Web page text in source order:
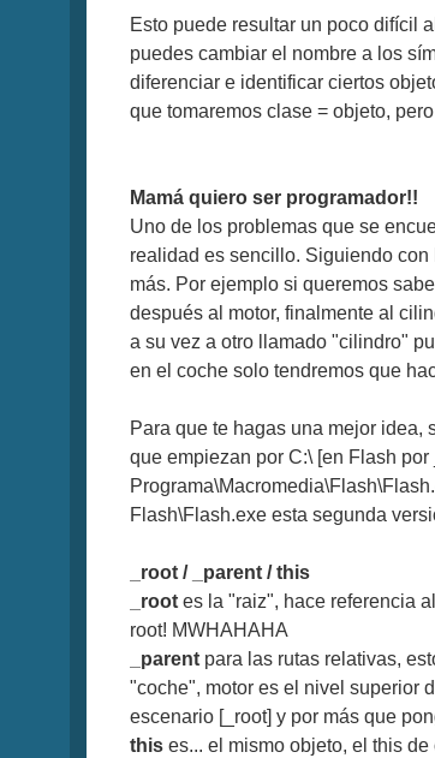
Esto puede resultar un poco difícil
puedes cambiar el nombre a los
diferenciar e identificar ciertos
que tomaremos clase = objeto,
Mamá quiero ser programador!!
Uno de los problemas que se
realidad es sencillo. Siguiendo con
más. Por ejemplo si queremos
después al motor, finalmente al
a su vez a otro llamado "cilindro"
en el coche solo tendremos que
Para que te hagas una mejor idea,
que empiezan por C:\ [en Flash
Flash\Flash.exe esta segunda
_root / _parent / this
_root es la "raiz", hace referencia
root! MWHAHAHA
_parent para las rutas relativas,
"coche", motor es el nivel superior
escenario [_root] y por más que
this es... el mismo objeto, el this